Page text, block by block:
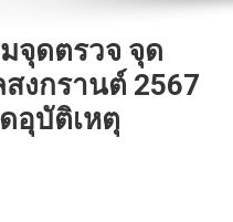
จุดตรวจ จุด
งกรานต์ 2567
อุบัติเหตุ